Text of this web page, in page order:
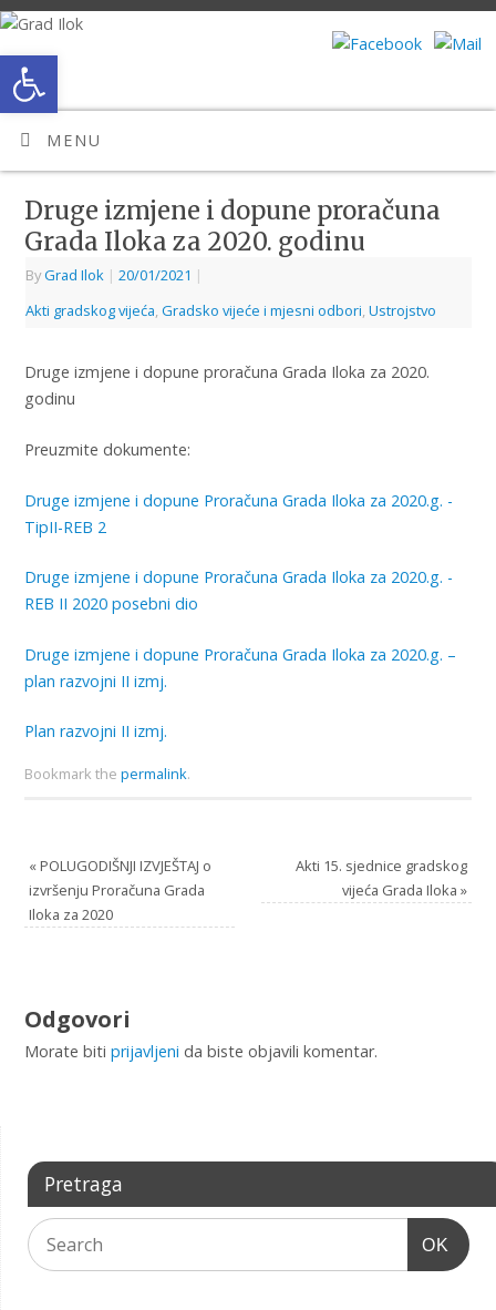
Open toolbar
MENU
Druge izmjene i dopune proračuna
Grada Iloka za 2020. godinu
ByGrad Ilok | 20/01/2021 |
Akti gradskog vijeća Gradsko vijeće i mjesni odbori Ustrojstvo
Druge izmjene i dopune proračuna Grada Iloka za 2020.
godinu
Preuzmite dokumente:
Druge izmjene i dopune Proračuna Grada Iloka za 2020.g. -
TipII-REB 2
Druge izmjene i dopune Proračuna Grada Iloka za 2020.g. -
REB II 2020 posebni dio
Druge izmjene i dopune Proračuna Grada Iloka za 2020.g. –
plan razvojni II izmj.
Plan razvojni II izmj.
Bookmark the permalink.
«POLUGODIŠNJI IZVJEŠTAJ o
izvršenju Proračuna Grada
Iloka za 2020
Akti 15. sjednice gradskog
vijeća Grada Iloka»
Odgovori
Morate biti prijavljeni da biste objavili komentar.
Pretraga
OK